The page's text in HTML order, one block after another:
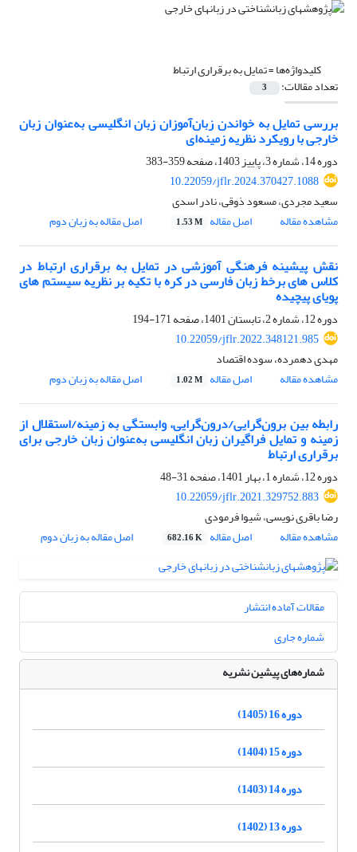
کلیدواژه‌ها =تمایل به برقراری ارتباط
تعداد مقالات: 3
بررسی تمایل به خواندن زبان‌آموزان زبان انگلیسی به‌عنوان زبان
خارجی با رویکرد نظریه زمینه‌ای
دوره 14، شماره 3، پاییز 1403، صفحه
359-383
10.22059/jflr.2024.370427.1088
سعید مجردی، مسعود ذوقی، نادر اسدی
مشاهده مقاله
اصل مقاله 1.53 M اصل مقاله به زبان دوم
نقش پیشینه فرهنگی آموزشی در تمایل به برقراری ارتباط در
کلاس های برخط زبان فارسی در کره با تکیه بر نظریه سیستم های
پویای پیچیده
دوره 12، شماره 2، تابستان 1401، صفحه
171-194
10.22059/jflr.2022.348121.985
مهدی دهمرده، سوده اقتصاد
مشاهده مقاله
اصل مقاله 1.02 M اصل مقاله به زبان دوم
رابطه بین برو‌ن‌گرایی/درون‌گرایی، وابستگی به زمینه/استقلال از
زمینه و تمایل فراگیران زبان انگلیسی به‌عنوان زبان خارجی برای
برقراری ارتباط
دوره 12، شماره 1، بهار 1401، صفحه
31-48
10.22059/jflr.2021.329752.883
رضا باقری نویسی، شیوا فرمودی
مشاهده مقاله
اصل مقاله 682.16 K اصل مقاله به زبان دوم
مقالات آماده انتشار
شماره جاری
شماره‌های پیشین نشریه
دوره 16 (1405)
دوره 15 (1404)
دوره 14 (1403)
دوره 13 (1402)